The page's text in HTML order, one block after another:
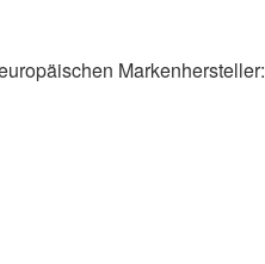
Markenhersteller: